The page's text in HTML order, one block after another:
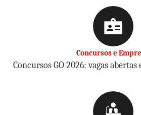
Concursos e
Concursos GO 2026: vagas